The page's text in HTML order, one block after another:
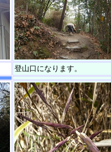
登山口になります。